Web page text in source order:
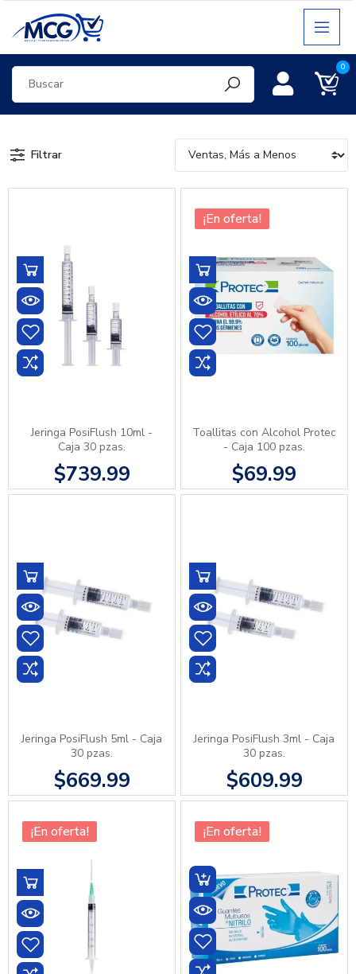
0
Filtrar
Jeringa PosiFlush 10ml -
Caja 30 pzas.
$739.99
¡En oferta!
Toallitas con Alcohol Protec
- Caja 100 pzas.
$69.99
Jeringa PosiFlush 5ml - Caja
30 pzas.
$669.99
Jeringa PosiFlush 3ml - Caja
30 pzas.
$609.99
¡En oferta! ¡En oferta!